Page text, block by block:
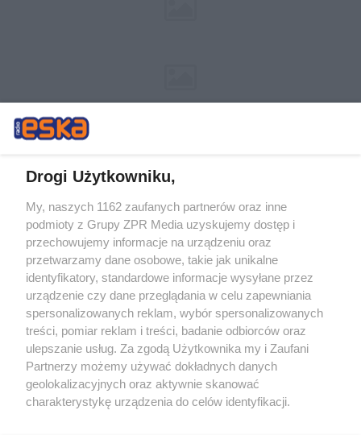
Żaden utwór zamieszczony w serwisie nie może być powielany i
rozpowszechniany lub dalej rozpowszechniany w jakikolwiek sposób (w
tym także elektroniczny lub mechaniczny) na jakimkolwiek polu
eksploatacji w jakiejkolwiek formie, włącznie z umieszczaniem w
Internecie bez pisemnej zgody właściciela praw. Jakiekolwiek użycie lub
wykorzystanie utworów w całości lub w części z naruszeniem prawa,
tzn. bez właściwej zgody, jest zabronione pod groźbą kary i może być
ścigane prawnie.
Drogi Użytkowniku,
My, naszych 1162 zaufanych partnerów oraz inne
podmioty z Grupy ZPR Media uzyskujemy dostęp i
przechowujemy informacje na urządzeniu oraz
przetwarzamy dane osobowe, takie jak unikalne
identyfikatory, standardowe informacje wysyłane przez
urządzenie czy dane przeglądania w celu zapewniania
spersonalizowanych reklam, wybór spersonalizowanych
treści, pomiar reklam i treści, badanie odbiorców oraz
ulepszanie usług. Za zgodą Użytkownika my i Zaufani
Partnerzy możemy używać dokładnych danych
geolokalizacyjnych oraz aktywnie skanować
charakterystykę urządzenia do celów identyfikacji.